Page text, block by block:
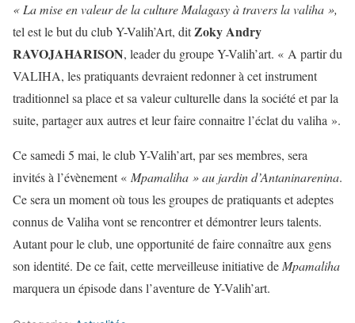
« La mise en valeur de la culture Malagasy à travers la valiha »,
tel est le but du club Y-Valih’Art, ditZoky Andry
RAVOJAHARISON, leader du groupe Y-Valih’art. « A partir du
VALIHA, les pratiquants devraient redonner à cet instrument
traditionnel sa place et sa valeur culturelle dans la société et par la
suite, partager aux autres et leur faire connaitre l’éclat du valiha ».
Ce samedi 5 mai, le club Y-Valih’art, par ses membres, sera
invités à l’évènement « Mpamaliha » au jardin d’Antaninarenina.
Ce sera un moment où tous les groupes de pratiquants et adeptes
connus de Valiha vont se rencontrer et démontrer leurs talents.
Autant pour le club, une opportunité de faire connaître aux gens
son identité. De ce fait, cette merveilleuse initiative de Mpamaliha
marquera un épisode dans l’aventure de Y-Valih’art.